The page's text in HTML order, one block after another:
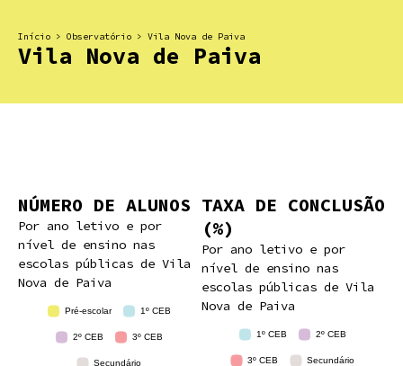
Início > Observatório > Vila Nova de Paiva
Vila Nova de Paiva
NÚMERO DE ALUNOS
Por ano letivo e por
nível de ensino nas
escolas públicas de Vila
Nova de Paiva
TAXA DE CONCLUSÃO
(%)
Por ano letivo e por
nível de ensino nas
escolas públicas de Vila
Nova de Paiva